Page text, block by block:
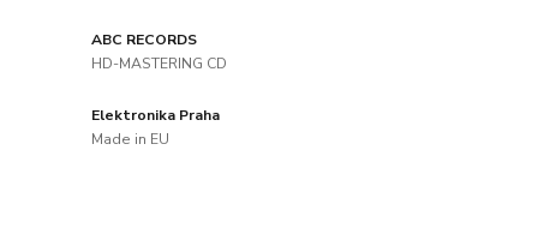
ABC RECORDS
HD-MASTERING CD
Elektronika Praha
Made in EU